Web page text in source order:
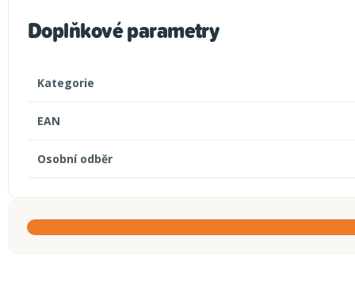
Doplňkové parametry
Kategorie
EAN
Osobní odběr